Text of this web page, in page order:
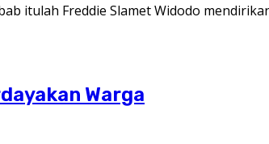
itulah Freddie Slamet Widodo
Warga